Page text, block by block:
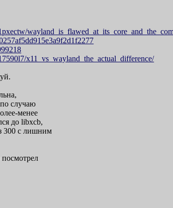
wayland_is_flawed_at_its_co
x11_vs_wayland_the_actual_difference/
случаю
менее
до libxcb,
300 с лишним